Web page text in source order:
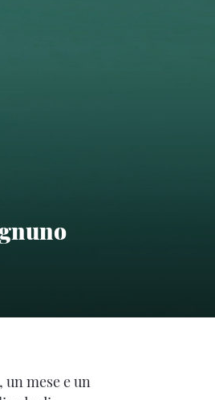
un mese e un